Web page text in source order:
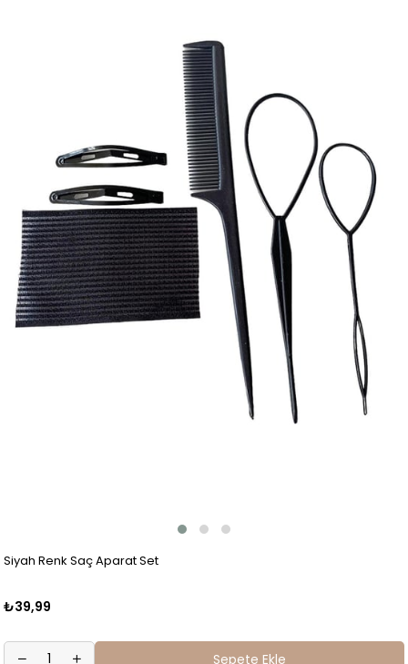
Siyah Renk Saç Aparat Set
₺39,99
Sepete Ekle